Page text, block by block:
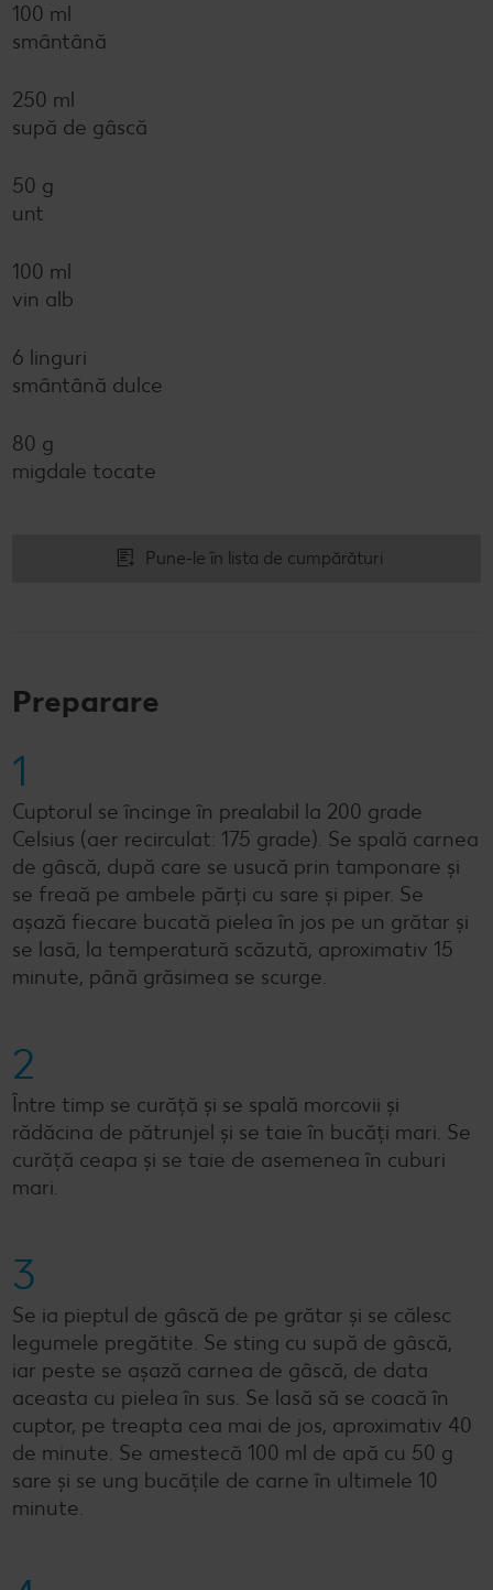
100 ml
smântână
250 ml
supă de gâscă
50 g
unt
100 ml
vin alb
6 linguri
smântână dulce
80 g
migdale tocate
Pune-le în lista de cumpărături
Preparare
1
Cuptorul se încinge în prealabil la 200 grade
Celsius (aer recirculat: 175 grade). Se spală carnea
de gâscă, după care se usucă prin tamponare și
se freaă pe ambele părți cu sare și piper. Se
așază fiecare bucată pielea în jos pe un grătar și
se lasă, la temperatură scăzută, aproximativ 15
minute, până grăsimea se scurge.
2
Între timp se curăță și se spală morcovii și
rădăcina de pătrunjel și se taie în bucăți mari. Se
curăță ceapa și se taie de asemenea în cuburi
mari.
3
Se ia pieptul de gâscă de pe grătar și se călesc
legumele pregătite. Se sting cu supă de gâscă,
iar peste se așază carnea de gâscă, de data
aceasta cu pielea în sus. Se lasă să se coacă în
cuptor, pe treapta cea mai de jos, aproximativ 40
de minute. Se amestecă 100 ml de apă cu 50 g
sare și se ung bucățile de carne în ultimele 10
minute.